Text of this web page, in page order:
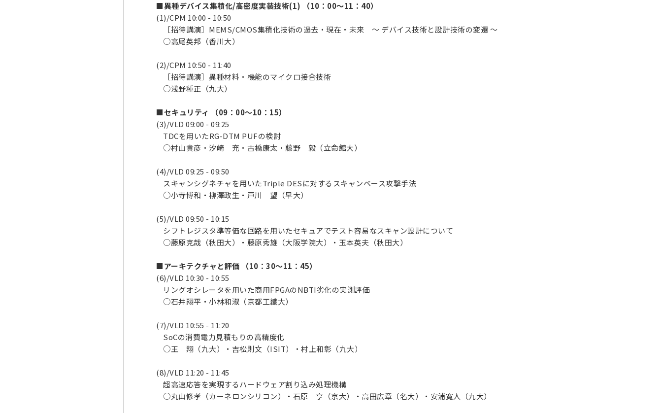
■異種デバイス集積化/高密度実装技術(1) （10：00～11：40）
(1)/CPM 10:00 - 10:50
［招待講演］MEMS/CMOS集積化技術の過去・現在・未来 ～ デバイス技術と設計技術の変遷 ～
○高尾英邦（香川大）
(2)/CPM 10:50 - 11:40
［招待講演］異種材料・機能のマイクロ接合技術
○浅野種正（九大）
■セキュリティ （09：00～10：15）
(3)/VLD 09:00 - 09:25
TDCを用いたRG-DTM PUFの検討
○村山貴彦・汐崎 充・古橋康太・藤野 毅（立命館大）
(4)/VLD 09:25 - 09:50
スキャンシグネチャを用いたTriple DESに対するスキャンベース攻撃手法
○小寺博和・柳澤政生・戸川 望（早大）
(5)/VLD 09:50 - 10:15
シフトレジスタ準等価な回路を用いたセキュアでテスト容易なスキャン設計について
○藤原克哉（秋田大）・藤原秀雄（大阪学院大）・玉本英夫（秋田大）
■アーキテクチャと評価 （10：30～11：45）
(6)/VLD 10:30 - 10:55
リングオシレータを用いた商用FPGAのNBTI劣化の実測評価
○石井翔平・小林和淑（京都工繊大）
(7)/VLD 10:55 - 11:20
SoCの消費電力見積もりの高精度化
○王 翔（九大）・吉松則文（ISIT）・村上和彰（九大）
(8)/VLD 11:20 - 11:45
超高速応答を実現するハードウェア割り込み処理機構
○丸山修孝（カーネロンシリコン）・石原 亨（京大）・高田広章（名大）・安浦寛人（九大）